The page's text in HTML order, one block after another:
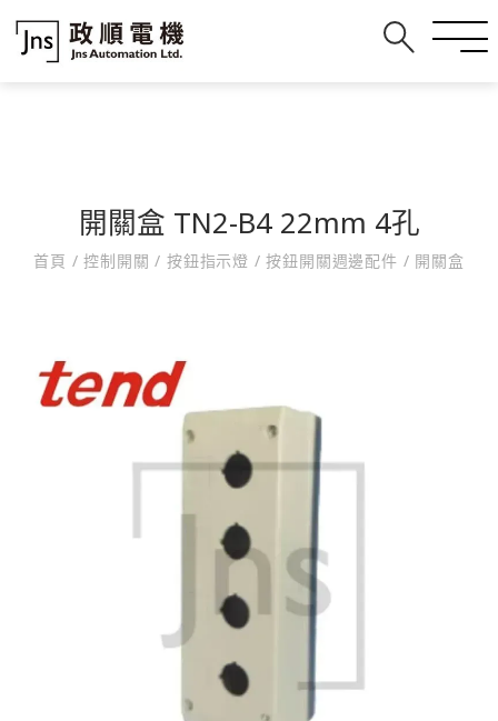
開關盒 TN2-B4 22mm 4孔
首頁 / 控制開關/ 按鈕指示燈 / 按鈕開關週邊配件 / 開關盒